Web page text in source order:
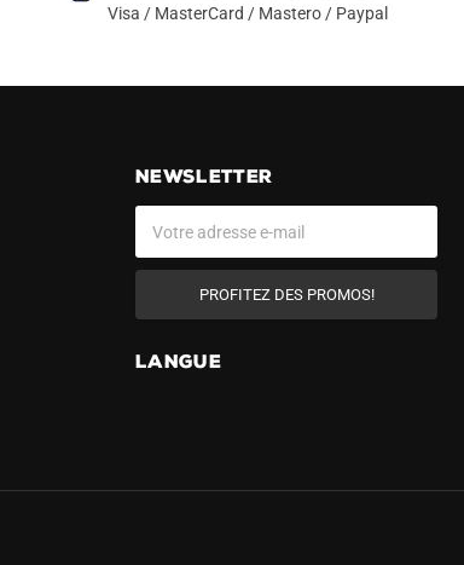
Visa / MasterCard / Mastero / Paypal
NEWSLETTER
PROFITEZ DES PROMOS!
LANGUE